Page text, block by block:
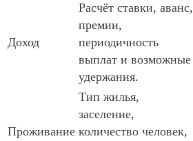
Доход
Расчёт ставки, аванс,
премии,
периодичность
выплат и возможные
удержания.
Проживание
Тип жилья,
заселение,
количество человек,